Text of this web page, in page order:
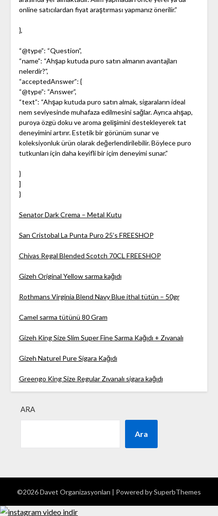
online satıcılardan fiyat araştırması yapmanız önerilir.”
},
“@type”: “Question”,
“name”: “Ahşap kutuda puro satın almanın avantajları
nelerdir?”,
“acceptedAnswer”: {
“@type”: “Answer”,
“text”: “Ahşap kutuda puro satın almak, sigaraların ideal
nem seviyesinde muhafaza edilmesini sağlar. Ayrıca ahşap,
puroya özgü doku ve aroma gelişimini destekleyerek tat
deneyimini artırır. Estetik bir görünüm sunar ve
koleksiyonluk ürün olarak değerlendirilebilir. Böylece puro
tutkunları için daha keyifli bir içim deneyimi sunar.”
}
]
}
Senator Dark Crema – Metal Kutu
San Cristobal La Punta Puro 25’s FREESHOP
Chivas Regal Blended Scotch 70CL FREESHOP
Gizeh Original Yellow sarma kağıdı
Rothmans Virginia Blend Navy Blue ithal tütün – 50gr
Camel sarma tütünü 80 Gram
Gizeh King Size Slim Super Fine Sarma Kağıdı + Zıvanalı
Gizeh Naturel Pure Sigara Kağıdı
Greengo King Size Regular Zıvanalı sigara kağıdı
ARA
Ara
©2026 Davet Organizasyonları | Powered bySuperbThemes